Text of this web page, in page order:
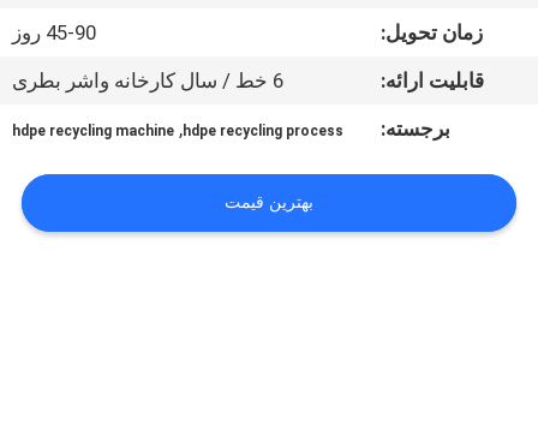
کنترل
کیفیت
ما
تماس
زمان تحویل:
45-90 روز
قابلیت ارائه:
6 خط / سال کارخانه واشر بطری
برجسته:
hdpe recycling process
,
hdpe recycling machine
بهترین قیمت